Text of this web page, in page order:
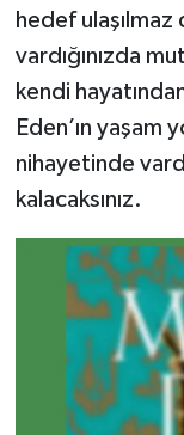
hedef
vardığınızda
kendi
Eden’ın yaşam
nihayetinde
kalacaksınız.